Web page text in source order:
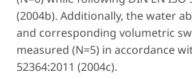
(2004b). Additionally, the water
and corresponding volumetric
measured (N=5) in accordance
52364:2011 (2004c).